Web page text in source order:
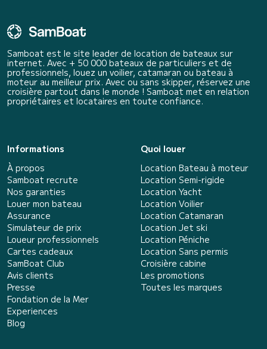
Samboat est le site leader de location de bateaux sur
internet. Avec + 50 000 bateaux de particuliers et de
professionnels, louez un voilier, catamaran ou bateau à
moteur au meilleur prix. Avec ou sans skipper, réservez une
croisière partout dans le monde ! Samboat met en relation
propriétaires et locataires en toute confiance.
Informations
À propos
Samboat recrute
Nos garanties
Louer mon bateau
Assurance
Simulateur de prix
Loueur professionnels
Cartes cadeaux
SamBoat Club
Avis clients
Presse
Fondation de la Mer
Experiences
Blog
Quoi louer
Location Bateau à moteur
Location Semi-rigide
Location Yacht
Location Voilier
Location Catamaran
Location Jet ski
Location Péniche
Location Sans permis
Croisière cabine
Les promotions
Toutes les marques